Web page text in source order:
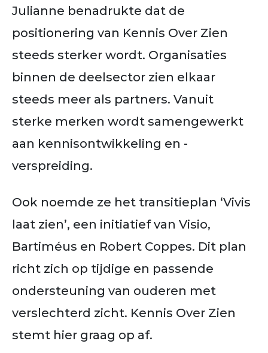
Julianne benadrukte dat de
positionering van Kennis Over Zien
steeds sterker wordt. Organisaties
binnen de deelsector zien elkaar
steeds meer als partners. Vanuit
sterke merken wordt samengewerkt
aan kennisontwikkeling en -
verspreiding.
Ook noemde ze het transitieplan ‘Vivis
laat zien’, een initiatief van Visio,
Bartiméus en Robert Coppes. Dit plan
richt zich op tijdige en passende
ondersteuning van ouderen met
verslechterd zicht. Kennis Over Zien
stemt hier graag op af.